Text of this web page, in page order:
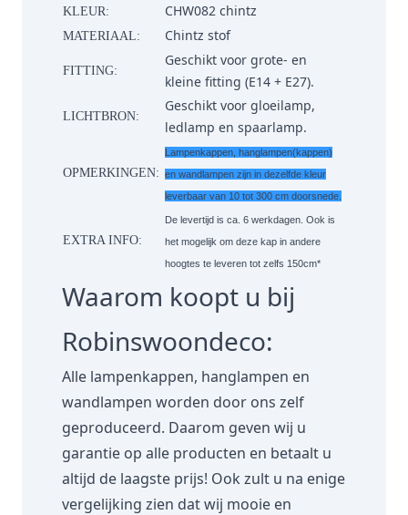
KLEUR: CHW082 chintz
MATERIAAL: Chintz stof
FITTING:
Geschikt voor grote- en
kleine fitting (E14 + E27).
LICHTBRON:
Geschikt voor gloeilamp,
ledlamp en spaarlamp.
OPMERKINGEN:
Lampenkappen, hanglampen(kappen)
en wandlampen zijn in dezelfde kleur
leverbaar van 10 tot 300 cm doorsnede.
EXTRA INFO:
De levertijd is ca. 6 werkdagen. Ook is
het mogelijk om deze kap in andere
hoogtes te leveren tot zelfs 150cm*
Waarom koopt u bij
Robinswoondeco:
Alle lampenkappen, hanglampen en
wandlampen worden door ons zelf
geproduceerd. Daarom geven wij u
garantie op alle producten en betaalt u
altijd de laagste prijs! Ook zult u na enige
vergelijking zien dat wij mooie en